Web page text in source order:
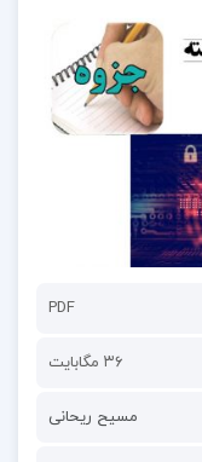
PDF
۳۶ مگابایت
مسیح ریحانی